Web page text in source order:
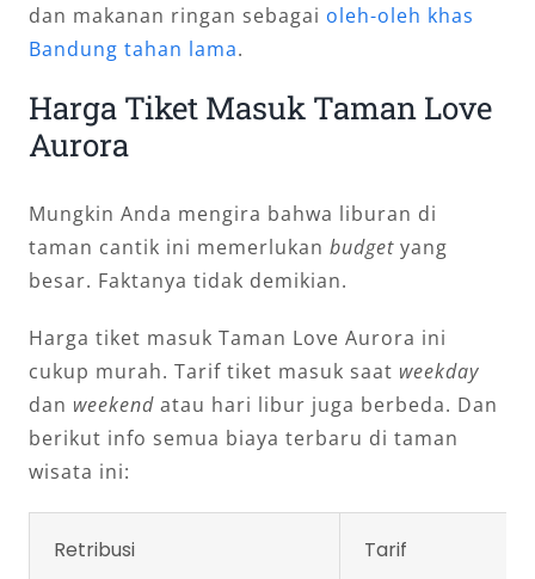
dan makanan ringan sebagai oleh-oleh khas
Bandung tahan lama.
Harga Tiket Masuk Taman Love
Aurora
Mungkin Anda mengira bahwa liburan di
taman cantik ini memerlukan budget yang
besar. Faktanya tidak demikian.
Harga tiket masuk Taman Love Aurora ini
cukup murah. Tarif tiket masuk saat weekday
dan weekend atau hari libur juga berbeda. Dan
berikut info semua biaya terbaru di taman
wisata ini:
Retribusi Tarif